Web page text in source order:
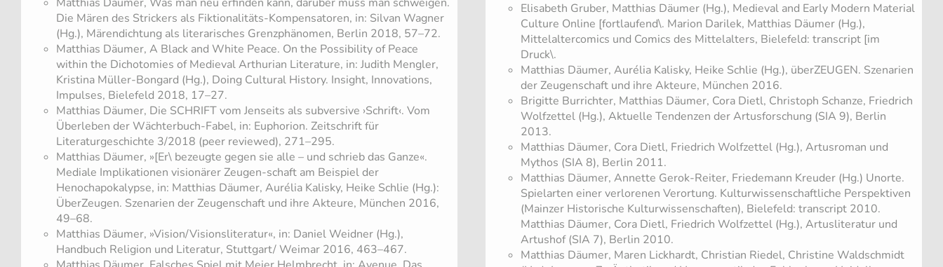
Die Mären des Strickers als Fiktionalitäts-Kompensatoren, in: Silvan Wagner
(Hg.), Märendichtung als literarisches Grenzphänomen, Berlin 2018, 57–72.
Matthias Däumer, A Black and White Peace. On the Possibility of Peace
within the Dichotomies of Medieval Arthurian Literature, in: Judith Mengler,
Kristina Müller-Bongard (Hg.), Doing Cultural History. Insight, Innovations,
Impulses, Bielefeld 2018, 17–27.
Matthias Däumer, Die SCHRIFT vom Jenseits als subversive ›Schrift‹. Vom
Überleben der Wächterbuch-Fabel, in: Euphorion. Zeitschrift für
Literaturgeschichte 3/2018 (peer reviewed), 271–295.
Matthias Däumer, »[Er\ bezeugte gegen sie alle – und schrieb das Ganze«.
Mediale Implikationen visionärer Zeugen-schaft am Beispiel der
Henochapokalypse, in: Matthias Däumer, Aurélia Kalisky, Heike Schlie (Hg.):
ÜberZeugen. Szenarien der Zeugenschaft und ihre Akteure, München 2016,
49–68.
Matthias Däumer, »Vision/Visionsliteratur«, in: Daniel Weidner (Hg.),
Handbuch Religion und Literatur, Stuttgart/ Weimar 2016, 463–467.
Elisabeth Gruber, Matthias Däumer (Hg.), Medieval and Early Modern Material
Culture Online [fortlaufend\. Marion Darilek, Matthias Däumer (Hg.),
Mittelaltercomics und Comics des Mittelalters, Bielefeld: transcript [im
Druck\.
Matthias Däumer, Aurélia Kalisky, Heike Schlie (Hg.), überZEUGEN. Szenarien
der Zeugenschaft und ihre Akteure, München 2016.
Brigitte Burrichter, Matthias Däumer, Cora Dietl, Christoph Schanze, Friedrich
Wolfzettel (Hg.), Aktuelle Tendenzen der Artusforschung (SIA 9), Berlin
2013.
Matthias Däumer, Cora Dietl, Friedrich Wolfzettel (Hg.), Artusroman und
Mythos (SIA 8), Berlin 2011.
Matthias Däumer, Annette Gerok-Reiter, Friedemann Kreuder (Hg.) Unorte.
Spielarten einer verlorenen Verortung. Kulturwissenschaftliche Perspektiven
(Mainzer Historische Kulturwissenschaften), Bielefeld: transcript 2010.
Matthias Däumer, Cora Dietl, Friedrich Wolfzettel (Hg.), Artusliteratur und
Artushof (SIA 7), Berlin 2010.
Matthias Däumer, Maren Lickhardt, Christian Riedel, Christine Waldschmidt